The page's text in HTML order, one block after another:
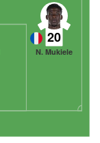
20
N. Mukiele